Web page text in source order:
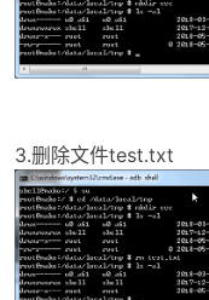
3.删除文件test.txt